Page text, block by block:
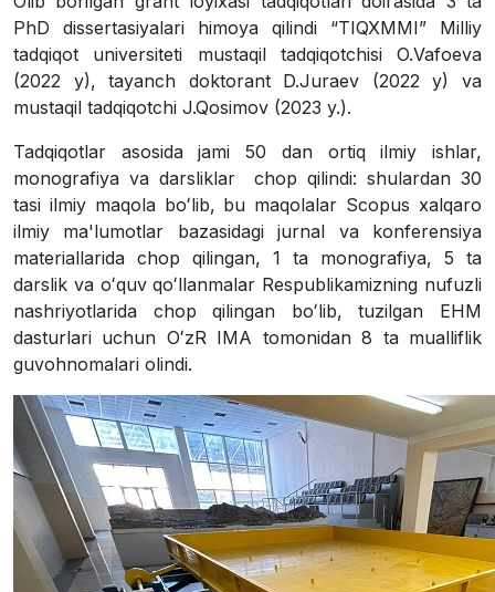
PhD dissertasiyalari himoya qilindi “TIQXMMI” Milliy
tadqiqot universiteti mustaqil tadqiqotchisi O.Vafoeva
(2022 y), tayanch doktorant D.Juraev (2022 y) va
mustaqil tadqiqotchi J.Qosimov (2023 y.).
Tadqiqotlar asosida jami 50 dan ortiq ilmiy ishlar,
monografiya va darsliklar chop qilindi: shulardan 30
tasi ilmiy maqola boʻlib, bu maqolalar Scopus xalqaro
ilmiy ma'lumotlar bazasidagi jurnal va konferensiya
materiallarida chop qilingan, 1 ta monografiya, 5 ta
darslik va oʻquv qoʻllanmalar Respublikamizning nufuzli
nashriyotlarida chop qilingan boʻlib, tuzilgan EHM
dasturlari uchun OʻzR IMA tomonidan 8 ta mualliflik
guvohnomalari olindi.